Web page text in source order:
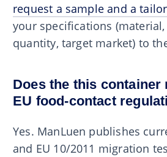
request a sample and a
your specifications
quantity, target market) to
Does the this container
EU food-contact
Yes. ManLuen publishes
and EU 10/2011 migration